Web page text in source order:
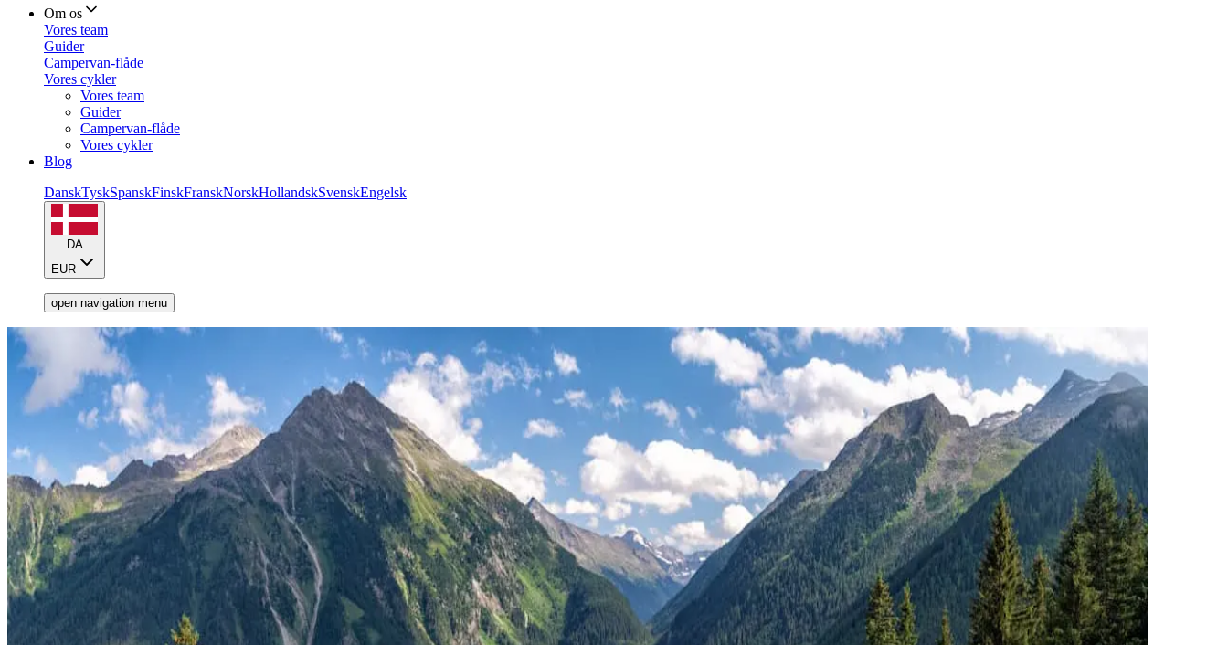
Om os
Vores team
Guider
Campervan-flåde
Vores cykler
Vores team
Guider
Campervan-flåde
Vores cykler
Blog
DanskTyskSpanskFinskFranskNorskHollandskSvenskEngelsk
DA
EUR
open navigation menu